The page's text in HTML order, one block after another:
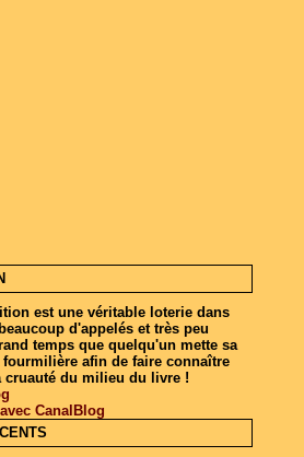
est une véritable loterie dans
d'appelés et très peu
temps que quelqu'un mette sa
afin de faire connaître
cruauté du milieu du livre !
CanalBlog